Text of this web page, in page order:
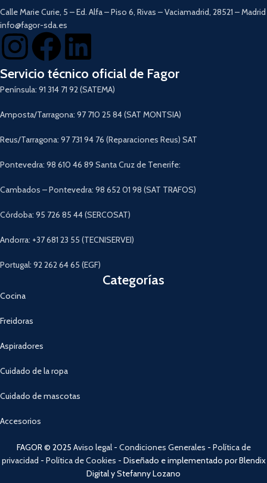
Calle Marie Curie, 5 – Ed. Alfa – Piso 6, Rivas – Vaciamadrid, 28521 – Madrid
info@fagor-sda.es
Servicio técnico oficial de Fagor
Península: 91 314 71 92 (SATEMA)
Amposta/Tarragona: 97 710 25 84 (SAT MONTSIA)
Reus/Tarragona: 97 731 94 76 (Reparaciones Reus) SAT
Pontevedra: 98 610 46 89 Santa Cruz de Tenerife:
Cambados – Pontevedra: 98 652 01 98 (SAT TRAFOS)
Córdoba: 95 726 85 44 (SERCOSAT)
Andorra: +37 681 23 55 (TECNISERVEI)
Portugal: 92 262 64 65 (EGF)
Categorías
Cocina
Freidoras
Aspiradores
Cuidado de la ropa
Cuidado de mascotas
Accesorios
FAGOR © 2025 Aviso legal- Condiciones Generales - Política de
privacidad - Política de Cookies - Diseñado e implementado por Blendix
Digital y Stefanny Lozano